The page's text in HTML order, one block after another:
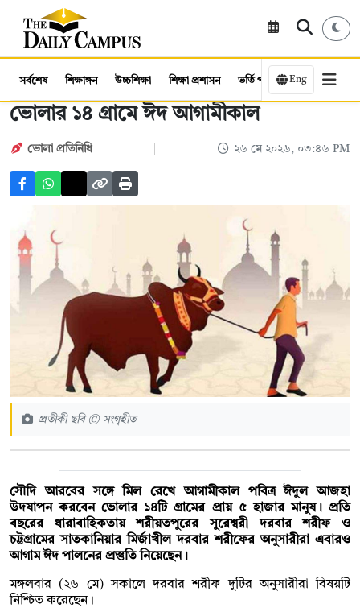
সর্বশেষ শিক্ষাঙ্গন উচ্চশিক্ষা শিক্ষা প্রশাসন ভর্তি পরীক্ষা কর্মসংস্থান
Eng
ভোলার ১৪ গ্রামে ঈদ আগামীকাল
ভোলা প্রতিনিধি ২৬ মে ২০২৬, ০৩:৪৬ PM
প্রতীকী ছবি © সংগৃহীত
সৌদি আরবের সঙ্গে মিল রেখে আগামীকাল পবিত্র ঈদুল আজহা
উদযাপন করবেন ভোলার ১৪টি গ্রামের প্রায় ৫ হাজার মানুষ। প্রতি
বছরের ধারাবাহিকতায় শরীয়তপুরের সুরেশ্বরী দরবার শরীফ ও
চট্টগ্রামের সাতকানিয়ার মির্জাখীল দরবার শরীফের অনুসারীরা এবারও
আগাম ঈদ পালনের প্রস্তুতি নিয়েছেন।
মঙ্গলবার (২৬ মে) সকালে দরবার শরীফ দুটির অনুসারীরা বিষয়টি
নিশ্চিত করেছেন।